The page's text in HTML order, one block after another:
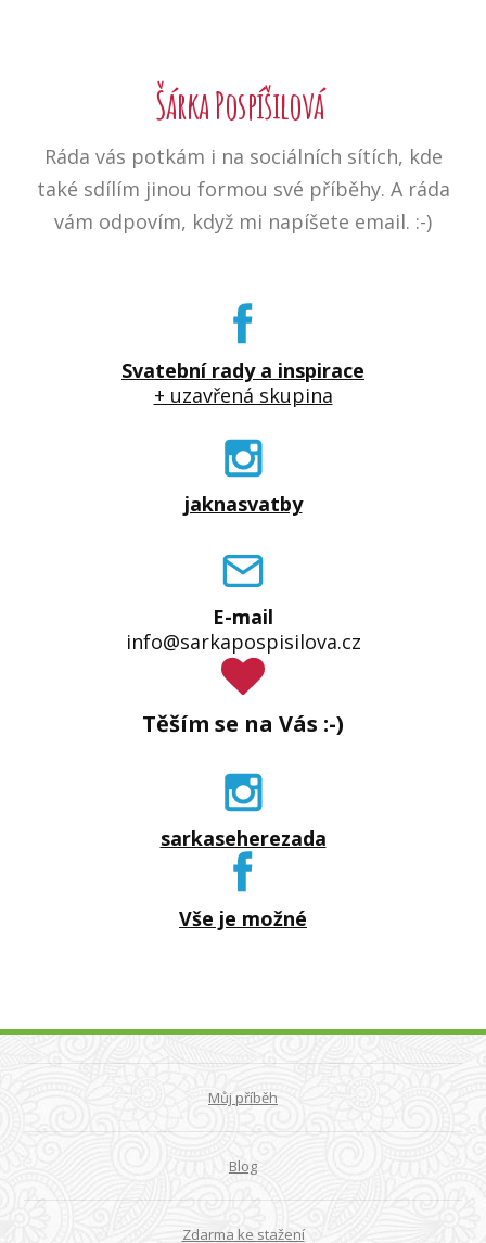
Šárka Pospíšilová
Ráda vás potkám i na sociálních sítích, kde
také sdílím jinou formou své příběhy. A ráda
vám odpovím, když mi napíšete email. :-)
Svatební rady a inspirace
+ uzavřená skupina
jaknasvatby
E-mail
info@sarkapospisilova.cz
Těším se na Vás :-)
sarkaseherezada
Vše je možné
Můj příběh
Blog
Zdarma ke stažení